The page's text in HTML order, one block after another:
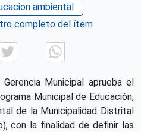
ambiental
completo del ítem
FacebookTwitter
Municipal aprueba el
Municipal de Educación,
de la Municipalidad Distrital
con la finalidad de definir las